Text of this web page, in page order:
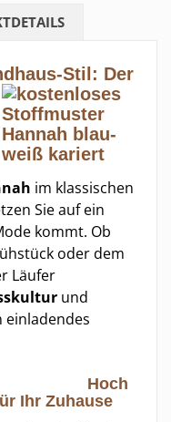
Stil: Der
im klassischen
Sie auf ein
kommt. Ob
oder dem
Läufer
und
Hoch
Ihr Zuhause